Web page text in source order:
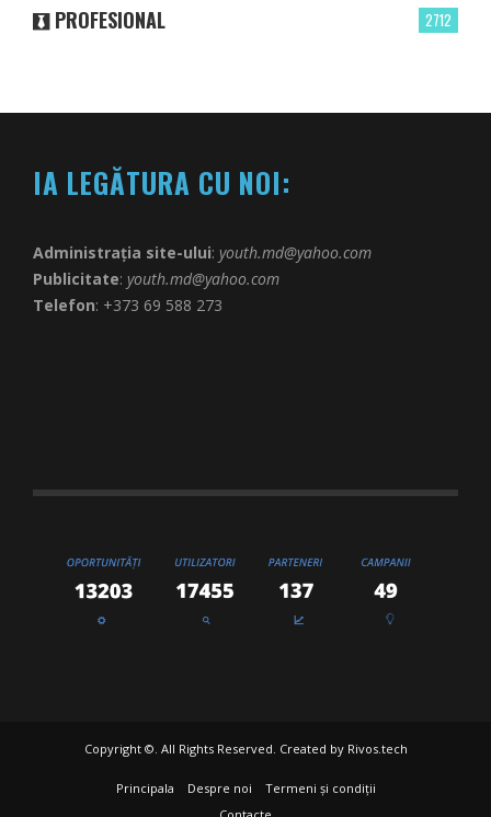
2712
PROFESIONAL
IA LEGĂTURA CU NOI:
Administrația site-ului: youth.md@yahoo.com
Publicitate: youth.md@yahoo.com
Telefon: +373 69 588 273
Copyright ©. All Rights Reserved. Created by Rivos.tech
Principala Despre noi
Termeni și condiții